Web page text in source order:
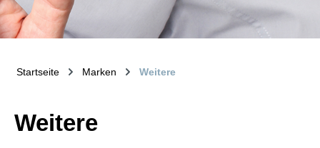
Startseite Marken Weitere
Weitere